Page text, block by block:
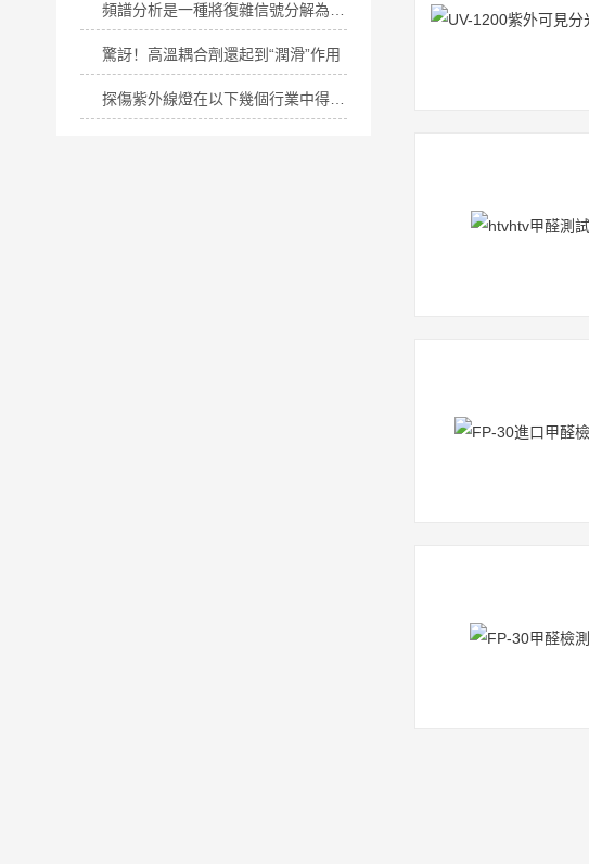
驚訝！高溫耦合劑還起到“潤滑”作用
探傷紫外線燈在以下幾個行業中得到廣泛應用